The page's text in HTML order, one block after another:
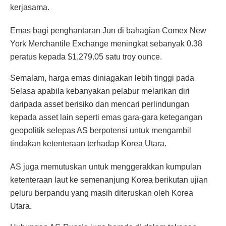
kerjasama.
Emas bagi penghantaran Jun di bahagian Comex New
York Merchantile Exchange meningkat sebanyak 0.38
peratus kepada $1,279.05 satu troy ounce.
Semalam, harga emas diniagakan lebih tinggi pada
Selasa apabila kebanyakan pelabur melarikan diri
daripada asset berisiko dan mencari perlindungan
kepada asset lain seperti emas gara-gara ketegangan
geopolitik selepas AS berpotensi untuk mengambil
tindakan ketenteraan terhadap Korea Utara.
AS juga memutuskan untuk menggerakkan kumpulan
ketenteraan laut ke semenanjung Korea berikutan ujian
peluru berpandu yang masih diteruskan oleh Korea
Utara.